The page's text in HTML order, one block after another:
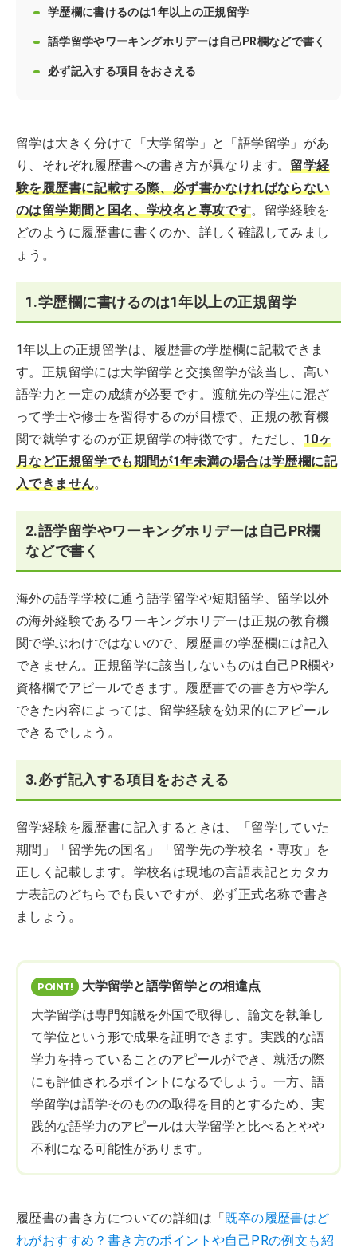
学歴欄に書けるのは1年以上の正規留学
語学留学やワーキングホリデーは自己PR欄などで書く
必ず記入する項目をおさえる
留学は大きく分けて「大学留学」と「語学留学」があ
り、それぞれ履歴書への書き方が異なります。留学経
験を履歴書に記載する際、必ず書かなければならない
のは留学期間と国名、学校名と専攻です。留学経験を
どのように履歴書に書くのか、詳しく確認してみまし
ょう。
1.学歴欄に書けるのは1年以上の正規留学
1年以上の正規留学は、履歴書の学歴欄に記載できま
す。正規留学には大学留学と交換留学が該当し、高い
語学力と一定の成績が必要です。渡航先の学生に混ざ
って学士や修士を習得するのが目標で、正規の教育機
関で就学するのが正規留学の特徴です。ただし、 10ヶ
月など正規留学でも期間が1年未満の場合は学歴欄に記
入できません。
2.語学留学やワーキングホリデーは自己PR欄
などで書く
海外の語学学校に通う語学留学や短期留学、留学以外
の海外経験であるワーキングホリデーは正規の教育機
関で学ぶわけではないので、履歴書の学歴欄には記入
できません。正規留学に該当しないものは自己PR欄や
資格欄でアピールできます。履歴書での書き方や学ん
できた内容によっては、留学経験を効果的にアピール
できるでしょう。
3.必ず記入する項目をおさえる
留学経験を履歴書に記入するときは、「留学していた
期間」「留学先の国名」「留学先の学校名・専攻」を
正しく記載します。学校名は現地の言語表記とカタカ
ナ表記のどちらでも良いですが、必ず正式名称で書き
ましょう。
大学留学と語学留学との相違点
大学留学は専門知識を外国で取得し、論文を執筆し
て学位という形で成果を証明できます。実践的な語
学力を持っていることのアピールができ、就活の際
にも評価されるポイントになるでしょう。一方、語
学留学は語学そのものの取得を目的とするため、実
践的な語学力のアピールは大学留学と比べるとやや
不利になる可能性があります。
履歴書の書き方についての詳細は「既卒の履歴書はど
れがおすすめ？書き方のポイントや自己PRの例文も紹